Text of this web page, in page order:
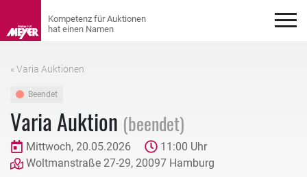
« Varia Auktionen
Beendet
Varia Auktion (beendet)
Mittwoch, 20.05.2026
11:00 Uhr
Woltmanstraße 27-29, 20097 Hamburg